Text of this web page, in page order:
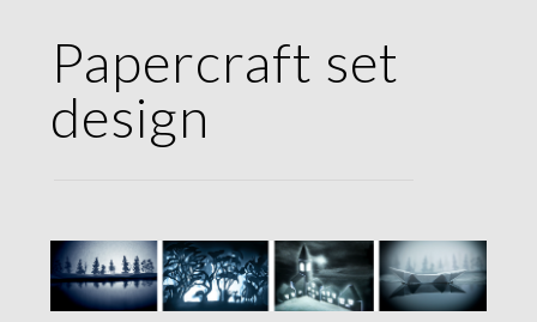
Papercraft set
design